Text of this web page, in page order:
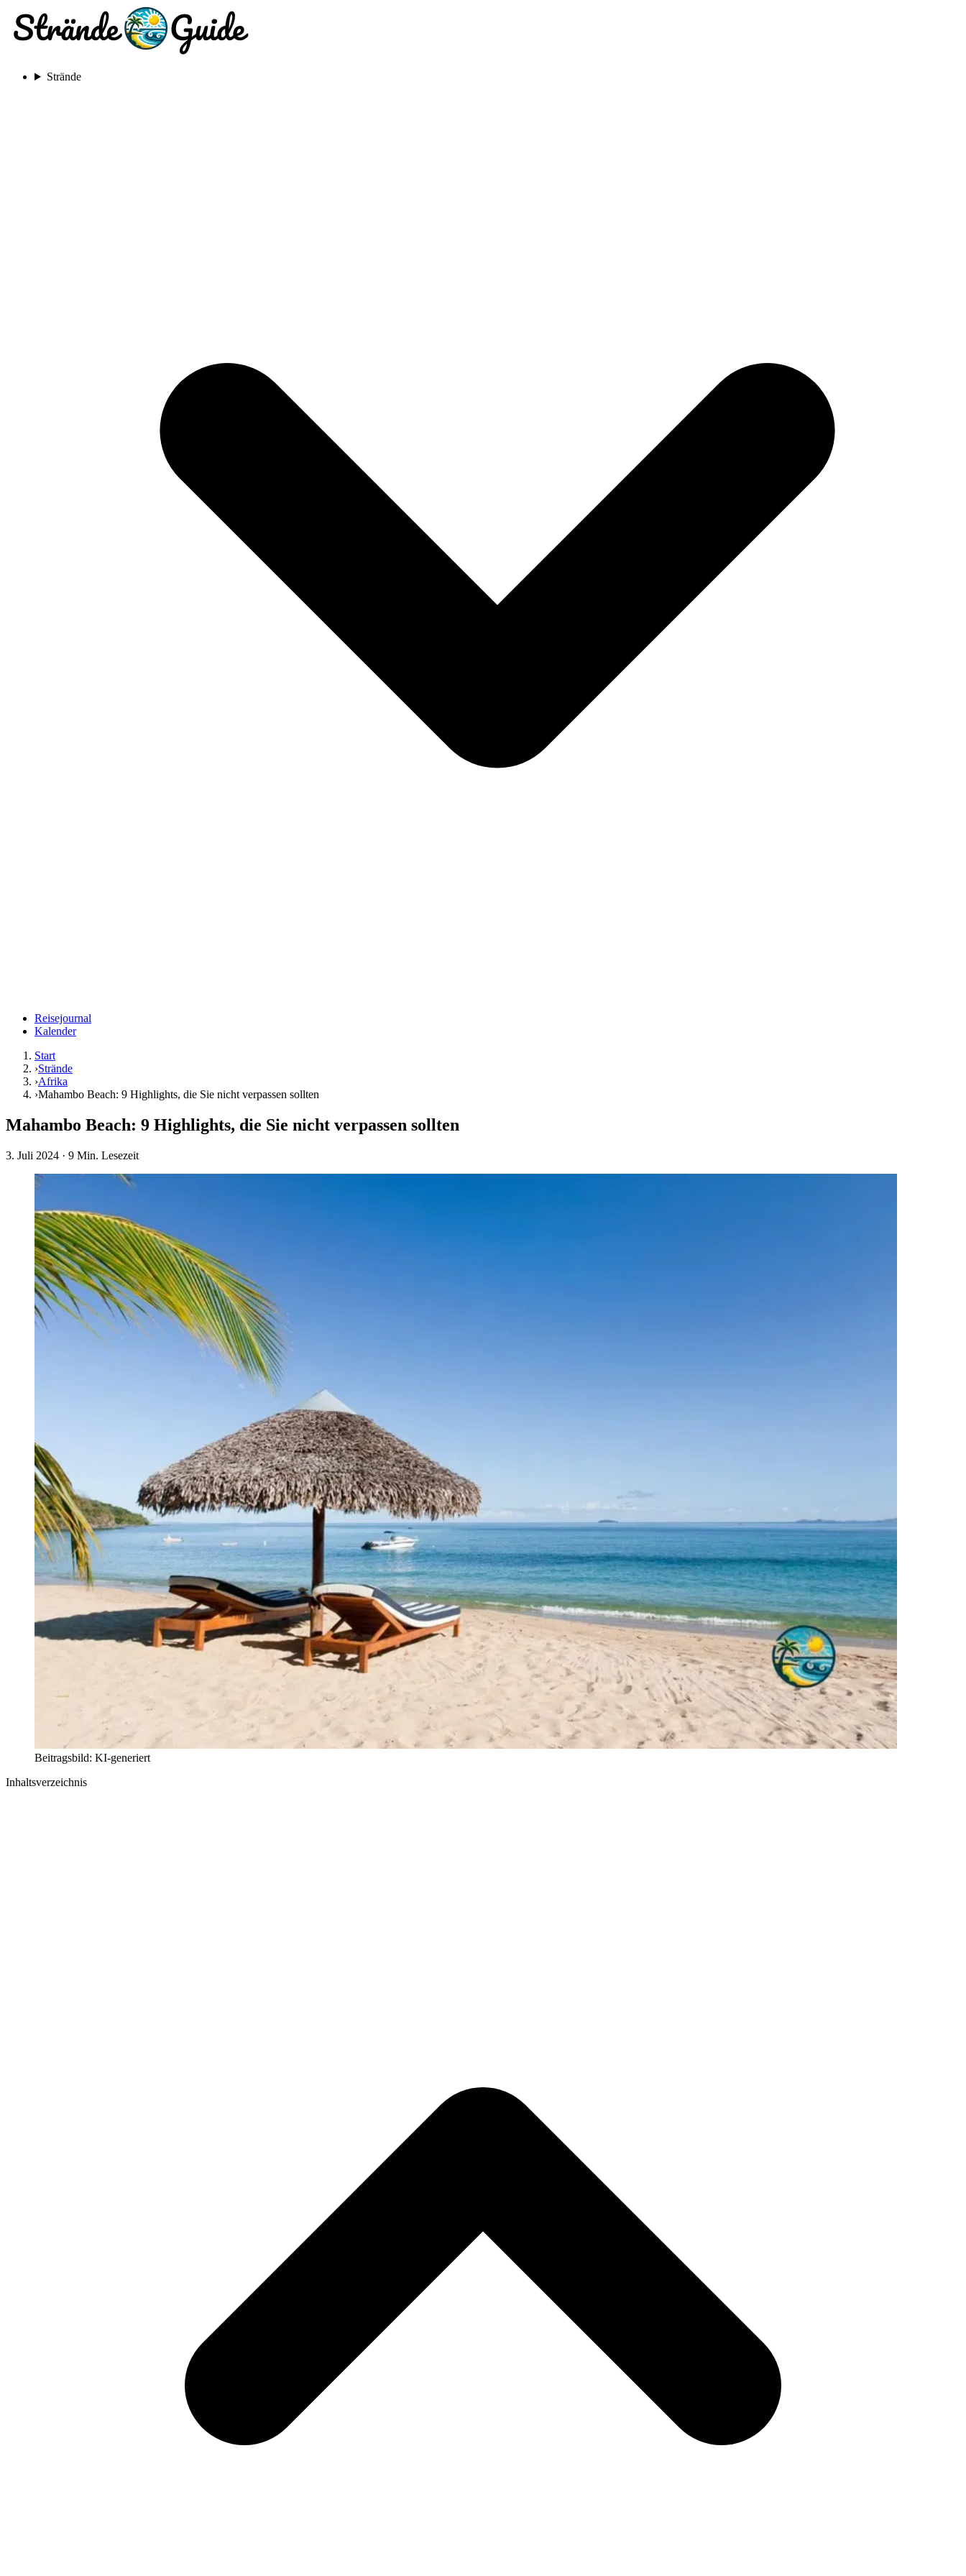
Strände
Reisejournal
Kalender
Start
›Strände
›Afrika
›Mahambo Beach: 9 Highlights, die Sie nicht verpassen sollten
Mahambo Beach: 9 Highlights, die Sie nicht verpassen sollten
3. Juli 2024 · 9 Min. Lesezeit
Beitragsbild: KI-generiert
Inhaltsverzeichnis